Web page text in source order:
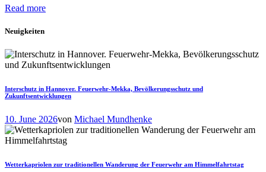
Read more
Neuigkeiten
Interschutz in Hannover. Feuerwehr-Mekka, Bevölkerungsschutz und
Zukunftsentwicklungen
10. June 2026von Michael Mundhenke
Wetterkapriolen zur traditionellen Wanderung der Feuerwehr am Himmelfahrtstag